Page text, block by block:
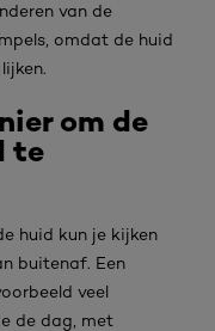
van de
omdat de huid
om de
te
huid kun je kijken
buitenaf. Een
veel
de dag, met